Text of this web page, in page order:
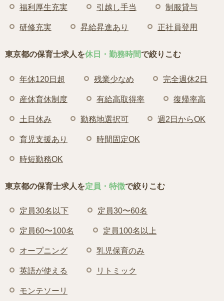
福利厚生充実 引越し手当 制服貸与
研修充実 昇給昇進あり 正社員登用
東京都の保育士求人を休日・勤務時間で絞りこむ
年休120日超 残業少なめ 完全週休2日
産休育休制度 有給高取得率 復帰率高
土日休み 勤務地選択可 週2日からOK
育児支援あり 時間固定OK
時短勤務OK
東京都の保育士求人を定員・特徴で絞りこむ
定員30名以下 定員30〜60名
定員60〜100名 定員100名以上
オープニング 乳児保育のみ
英語が使える リトミック
モンテソーリ